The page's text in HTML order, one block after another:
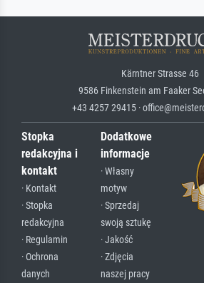
Kärntner Strasse 46
9586 Finkenstein am Faaker
+43 4257 29415 ·
Stopka
redakcyjna i
kontakt
· Kontakt
· Stopka
redakcyjna
· Regulamin
· Ochrona
danych
Dodatkowe
informacje
· Własny
motyw
· Sprzedaj
swoją sztukę
· Jakość
· Zdjęcia
naszej pracy